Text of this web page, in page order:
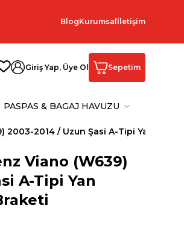
BlogKurumsal İletişim
Giriş Yap, Üye Ol Sepetim
PASPAS & BAGAJ HAVUZU
2014 / Uzun Şasi A-Tipi Yan
Viano (W639)
A-Tipi Yan